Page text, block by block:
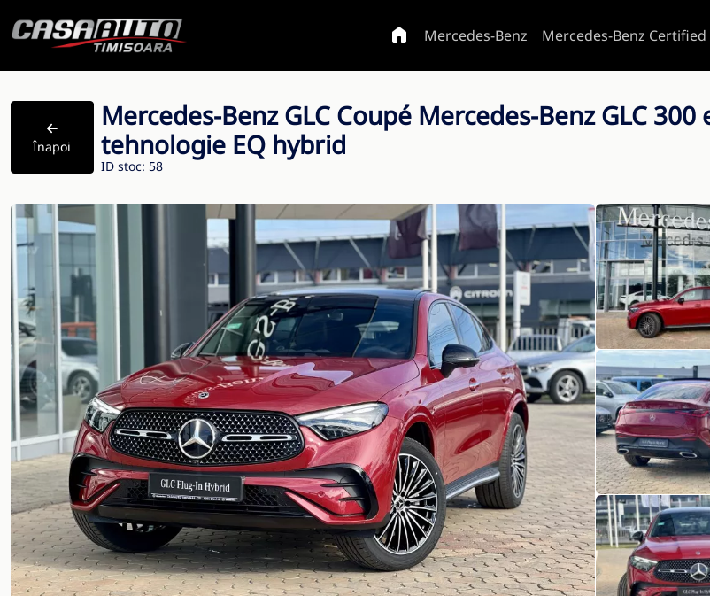
Mercedes-Benz Mercedes-Benz Certified
Înapoi
Mercedes-Benz GLC Coupé Mercedes-Benz GLC 300
tehnologie EQ hybrid
ID stoc: 58